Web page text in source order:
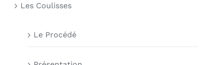
Les Coulisses
Le Procédé